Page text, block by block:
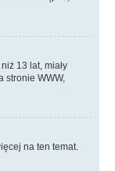
13 lat, miały
stronie WWW,
na ten temat.